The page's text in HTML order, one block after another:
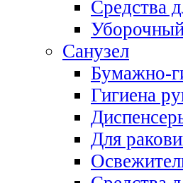
Средства
Санузел
Бумажно-
Гигиена
Для